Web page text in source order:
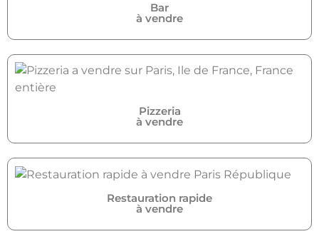
Bar
à vendre
Pizzeria
à vendre
Restauration rapide
à vendre